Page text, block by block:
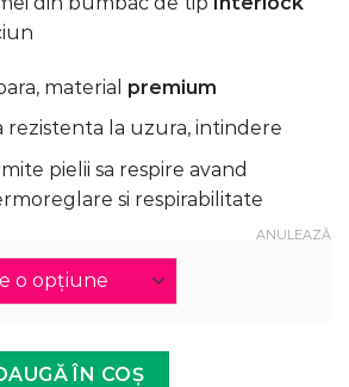
lei.
material premium
rezistenta la uzura, intindere
pielii sa respire avand
si respirabilitate
ANULEAZĂ
Bumbac Interlock, Tesatura
ÎN COȘ